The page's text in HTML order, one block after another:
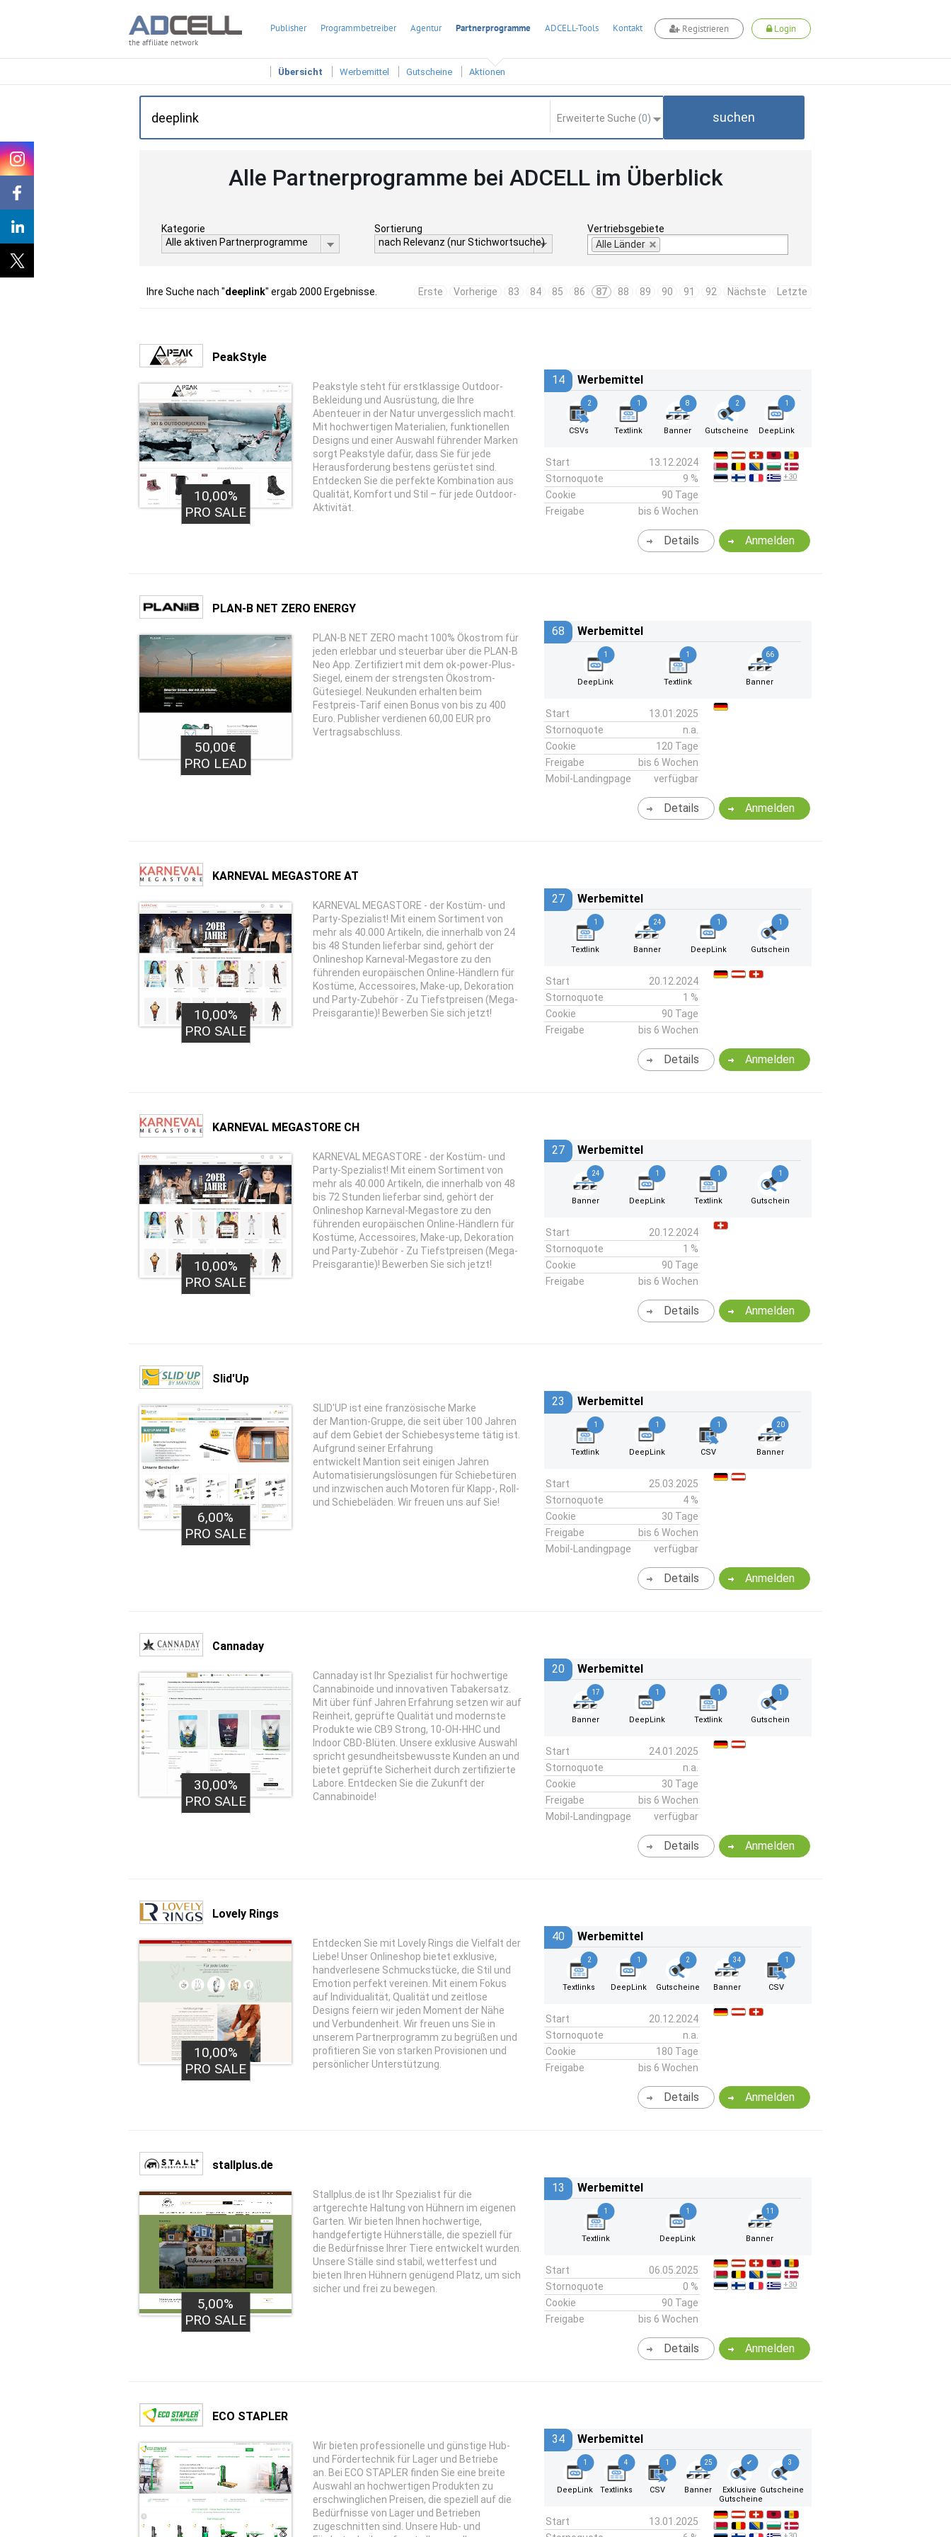
the affiliate network
Publisher Programmbetreiber Agentur Partnerprogramme ADCELL-Tools Kontakt Registrieren Login
Übersicht Werbemittel Gutscheine Aktionen
Erweiterte Suche (0) suchen
Alle Partnerprogramme bei ADCELL im Überblick
Kategorie
Alle aktiven Partnerprogramme
Sortierung
nach Relevanz (nur Stichwortsuche)
Vertriebsgebiete
Alle Länder
Ihre Suche nach "deeplink" ergab 2000 Ergebnisse. Erste Vorherige 83 84 85 86 87 88 89 90 91 92 Nächste Letzte
PeakStyle
10,00%
PRO SALE
Peakstyle steht für erstklassige Outdoor-
Bekleidung und Ausrüstung, die Ihre
Abenteuer in der Natur unvergesslich macht.
Mit hochwertigen Materialien, funktionellen
Designs und einer Auswahl führender Marken
sorgt Peakstyle dafür, dass Sie für jede
Herausforderung bestens gerüstet sind.
Entdecken Sie die perfekte Kombination aus
Qualität, Komfort und Stil – für jede Outdoor-
Aktivität.
14 Werbemittel
2
CSVs
1
Textlink
8
Banner
2
Gutscheine
1
DeepLink
Start
13.12.2024
Stornoquote
9 %
Cookie
90 Tage
Freigabe
bis 6 Wochen
+30
Anmelden
Details
PLAN-B NET ZERO ENERGY
50,00€
PRO LEAD
PLAN-B NET ZERO macht 100% Ökostrom für
jeden erlebbar und steuerbar über die PLAN-B
Neo App. Zertifiziert mit dem ok-power-Plus-
Siegel, einem der strengsten Ökostrom-
Gütesiegel. Neukunden erhalten beim
Festpreis-Tarif einen Bonus von bis zu 400
Euro. Publisher verdienen 60,00 EUR pro
Vertragsabschluss.
68 Werbemittel
1
DeepLink
1
Textlink
66
Banner
Start
13.01.2025
Stornoquote
n.a.
Cookie
120 Tage
Freigabe
bis 6 Wochen
Mobil-Landingpage
verfügbar
Anmelden
Details
KARNEVAL MEGASTORE AT
10,00%
PRO SALE
KARNEVAL MEGASTORE - der Kostüm- und
Party-Spezialist! Mit einem Sortiment von
mehr als 40.000 Artikeln, die innerhalb von 24
bis 48 Stunden lieferbar sind, gehört der
Onlineshop Karneval-Megastore zu den
führenden europäischen Online-Händlern für
Kostüme, Accessoires, Make-up, Dekoration
und Party-Zubehör - Zu Tiefstpreisen (Mega-
Preisgarantie)! Bewerben Sie sich jetzt!
27 Werbemittel
1
Textlink
24
Banner
1
DeepLink
1
Gutschein
Start
20.12.2024
Stornoquote
1 %
Cookie
90 Tage
Freigabe
bis 6 Wochen
Anmelden
Details
KARNEVAL MEGASTORE CH
10,00%
PRO SALE
KARNEVAL MEGASTORE - der Kostüm- und
Party-Spezialist! Mit einem Sortiment von
mehr als 40.000 Artikeln, die innerhalb von 48
bis 72 Stunden lieferbar sind, gehört der
Onlineshop Karneval-Megastore zu den
führenden europäischen Online-Händlern für
Kostüme, Accessoires, Make-up, Dekoration
und Party-Zubehör - Zu Tiefstpreisen (Mega-
Preisgarantie)! Bewerben Sie sich jetzt!
27 Werbemittel
24
Banner
1
DeepLink
1
Textlink
1
Gutschein
Start
20.12.2024
Stornoquote
1 %
Cookie
90 Tage
Freigabe
bis 6 Wochen
Anmelden
Details
Slid'Up
6,00%
PRO SALE
SLID'UP ist eine französische Marke
der Mantion-Gruppe, die seit über 100 Jahren
auf dem Gebiet der Schiebesysteme tätig ist.
Aufgrund seiner Erfahrung
entwickelt Mantion seit einigen Jahren
Automatisierungslösungen für Schiebetüren
und inzwischen auch Motoren für Klapp-, Roll-
und Schiebeläden. Wir freuen uns auf Sie!
23 Werbemittel
1
Textlink
1
DeepLink
1
CSV
20
Banner
Start
25.03.2025
Stornoquote
4 %
Cookie
30 Tage
Freigabe
bis 6 Wochen
Mobil-Landingpage
verfügbar
Anmelden
Details
Cannaday
30,00%
PRO SALE
Cannaday ist Ihr Spezialist für hochwertige
Cannabinoide und innovativen Tabakersatz.
Mit über fünf Jahren Erfahrung setzen wir auf
Reinheit, geprüfte Qualität und modernste
Produkte wie CB9 Strong, 10-OH-HHC und
Indoor CBD-Blüten. Unsere exklusive Auswahl
spricht gesundheitsbewusste Kunden an und
bietet geprüfte Sicherheit durch zertifizierte
Labore. Entdecken Sie die Zukunft der
Cannabinoide!
20 Werbemittel
17
Banner
1
DeepLink
1
Textlink
1
Gutschein
Start
24.01.2025
Stornoquote
n.a.
Cookie
30 Tage
Freigabe
bis 6 Wochen
Mobil-Landingpage
verfügbar
Anmelden
Details
Lovely Rings
10,00%
PRO SALE
Entdecken Sie mit Lovely Rings die Vielfalt der
Liebe! Unser Onlineshop bietet exklusive,
handverlesene Schmuckstücke, die Stil und
Emotion perfekt vereinen. Mit einem Fokus
auf Individualität, Qualität und zeitlose
Designs feiern wir jeden Moment der Nähe
und Verbundenheit. Wir freuen uns Sie in
unserem Partnerprogramm zu begrüßen und
profitieren Sie von starken Provisionen und
persönlicher Unterstützung.
40 Werbemittel
2
Textlinks
1
DeepLink
2
Gutscheine
34
Banner
1
CSV
Start
20.12.2024
Stornoquote
n.a.
Cookie
180 Tage
Freigabe
bis 6 Wochen
Anmelden
Details
stallplus.de
5,00%
PRO SALE
Stallplus.de ist Ihr Spezialist für die
artgerechte Haltung von Hühnern im eigenen
Garten. Wir bieten Ihnen hochwertige,
handgefertigte Hühnerställe, die speziell für
die Bedürfnisse Ihrer Tiere entwickelt wurden.
Unsere Ställe sind stabil, wetterfest und
bieten Ihren Hühnern genügend Platz, um sich
sicher und frei zu bewegen.
13 Werbemittel
1
Textlink
1
DeepLink
11
Banner
Start
06.05.2025
Stornoquote
0 %
Cookie
90 Tage
Freigabe
bis 6 Wochen
+30
Anmelden
Details
ECO STAPLER
Wir bieten professionelle und günstige Hub-
und Fördertechnik für Lager und Betriebe
an. Bei ECO STAPLER finden Sie eine breite
Auswahl an hochwertigen Produkten zu
erschwinglichen Preisen, die speziell auf die
Bedürfnisse von Lager und Betrieben
zugeschnitten sind. Unsere Hub- und
34 Werbemittel
1
DeepLink
4
Textlinks
1
CSV
25
Banner
✔
Exklusive
Gutscheine
3
Gutscheine
Start
13.01.2025